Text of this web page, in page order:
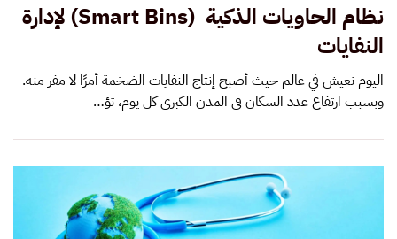
الحاويات
الذكية
لإدارة
النفايات
نظام الحاويات الذكية (Smart Bins) لإدارة
النفايات
اليوم نعيش في عالم حيث أصبح إنتاج النفايات الضخمة أمرًا لا مفر منه.
وبسبب ارتفاع عدد السكان في المدن الكبرى كل يوم، تؤ…